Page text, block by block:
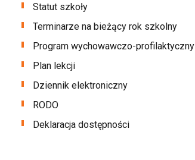
Statut szkoły
Terminarze na bieżący rok szkolny
Program wychowawczo-profilaktyczny
Plan lekcji
Dziennik elektroniczny
RODO
Deklaracja dostępności